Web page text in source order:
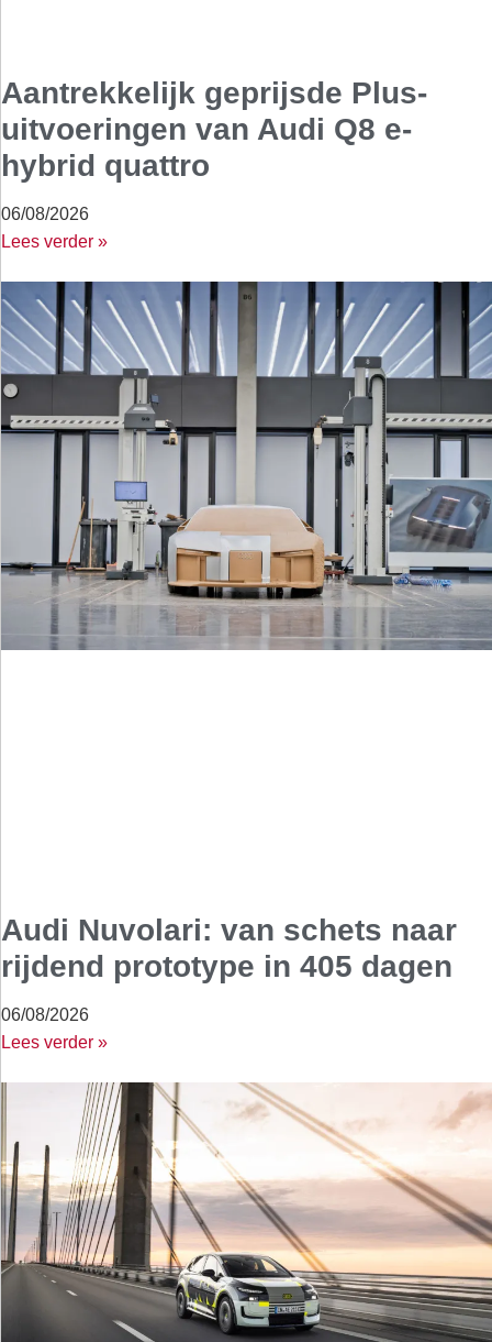
Aantrekkelijk geprijsde Plus-
uitvoeringen van Audi Q8 e-
hybrid quattro
06/08/2026
Lees verder »
Audi Nuvolari: van schets naar
rijdend prototype in 405 dagen
06/08/2026
Lees verder »